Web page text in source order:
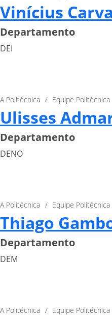
Vinícius
Departamento
DEI
A Politécnica Equipe Politécnica
Ulisses
Departamento
DENO
A Politécnica Equipe Politécnica
Thiago
Departamento
DEM
A Politécnica Equipe Politécnica